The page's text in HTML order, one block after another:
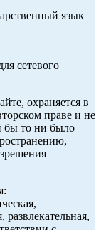
язык
сетевого
охраняется в
праве и не
бы то ни было
развлекательная,